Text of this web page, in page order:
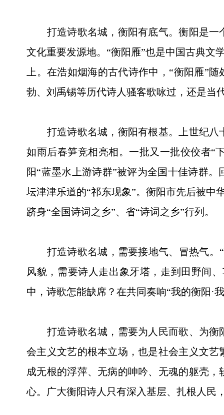
打造诗歌名城，衡阳有底气。衡阳是一
文化重要发源地。“衡阳雁”也是中国古典文
上。在浩如烟海的古代诗作中，“衡阳雁”
勃、刘禹锡等历代诗人骚客歌咏过，还是当
打造诗歌名城，衡阳有根基。上世纪八
如雨后春笋竞相亮相。一批又一批佼佼者“
阳“蓝墨水上游诗群”被评为全国十佳诗群
坛津津乐道的“祁东现象”。衡阳市先后被中
跻身“全国诗词之乡”、省“诗词之乡”行列。
打造诗歌名城，需要接地气、冒热气。“
风貌，需要诗人走出象牙塔，走到田野间
中，诗歌怎能缺席？在共同奏响“我的衡阳·
打造诗歌名城，需要为人民而歌、为衡
会主义文艺的根本立场，也是社会主义文
成无根的浮萍、无病的呻吟、无魂的躯壳
心。广大衡阳诗人只有深入基层、扎根人民